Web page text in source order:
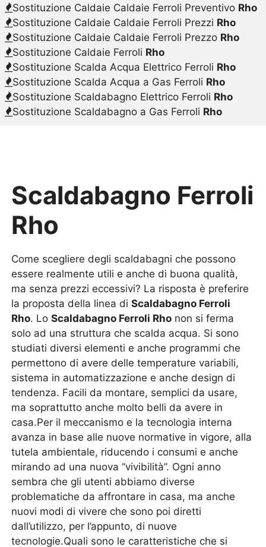
Sostituzione Caldaie Caldaie Ferroli Preventivo Rho
Sostituzione Caldaie Caldaie Ferroli Prezzi Rho
Sostituzione Caldaie Caldaie Ferroli Prezzo Rho
Sostituzione Caldaie Ferroli Rho
Sostituzione Scalda Acqua Elettrico Ferroli Rho
Sostituzione Scalda Acqua a Gas Ferroli Rho
Sostituzione Scaldabagno Elettrico Ferroli Rho
Sostituzione Scaldabagno a Gas Ferroli Rho
Scaldabagno Ferroli
Rho
Come scegliere degli scaldabagni che possono
essere realmente utili e anche di buona qualità,
ma senza prezzi eccessivi? La risposta è preferire
la proposta della linea diScaldabagno Ferroli
Rho. LoScaldabagno Ferroli Rho non si ferma
solo ad una struttura che scalda acqua. Si sono
studiati diversi elementi e anche programmi che
permettono di avere delle temperature variabili,
sistema in automatizzazione e anche design di
tendenza. Facili da montare, semplici da usare,
ma soprattutto anche molto belli da avere in
casa.Per il meccanismo e la tecnologia interna
avanza in base alle nuove normative in vigore, alla
tutela ambientale, riducendo i consumi e anche
mirando ad una nuova “vivibilità”. Ogni anno
sembra che gli utenti abbiamo diverse
problematiche da affrontare in casa, ma anche
nuovi modi di vivere che sono poi diretti
dall’utilizzo, per l’appunto, di nuove
tecnologie.Quali sono le caratteristiche che si